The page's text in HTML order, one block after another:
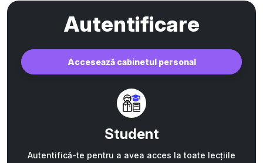
Autentificare
Accesează cabinetul personal
Student
Autentifică-te pentru a avea acces la toate lecțiile